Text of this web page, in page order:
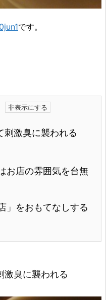
です。
刺激臭に襲われる
お店の雰囲気を台無
」をおもてなしする
激臭に襲われる